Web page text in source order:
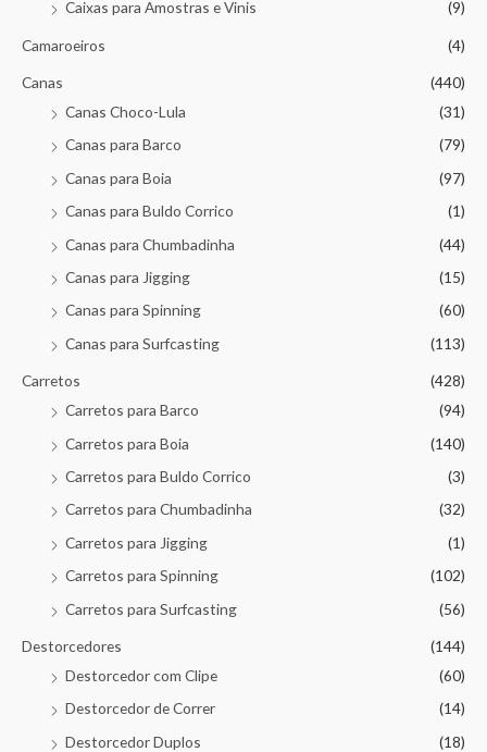
Caixas para Amostras e Vinis (9)
Camaroeiros (4)
Canas
(440)
Canas Choco-Lula
(31)
Canas para Barco
(79)
Canas para Boia
(97)
Canas para Buldo Corrico
(1)
Canas para Chumbadinha
(44)
Canas para Jigging
(15)
Canas para Spinning
(60)
Canas para Surfcasting
(113)
Carretos
(428)
Carretos para Barco
(94)
Carretos para Boia
(140)
Carretos para Buldo Corrico
(3)
Carretos para Chumbadinha
(32)
Carretos para Jigging
(1)
Carretos para Spinning
(102)
Carretos para Surfcasting
(56)
Destorcedores
(144)
Destorcedor com Clipe
(60)
Destorcedor de Correr
(14)
Destorcedor Duplos
(18)